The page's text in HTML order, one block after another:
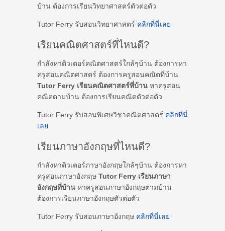
บ้าน ต้องการเรียนวิทยาศาสตร์ตัวต่อตัว
Tutor Ferry รับสอนวิทยาศาสตร์ คลิกที่นี่เลย
เรียนคณิตศาสตร์ที่ไหนดี?
กำลังหาติวเตอร์คณิตศาสตร์ใกล้ๆบ้าน ต้องการหา
ครูสอนคณิตศาสตร์ ต้องการครูสอนคณิตที่บ้าน
Tutor Ferry เรียนคณิตศาสตร์ที่บ้าน หาครูสอน
คณิตตามบ้าน ต้องการเรียนคณิตตัวต่อตัว
Tutor Ferry รับสอนพิเศษวิชาคณิตศาสตร์ คลิกที่นี่
เลย
เรียนภาษาอังกฤษที่ไหนดี?
กำลังหาติวเตอร์ภาษาอังกฤษใกล้ๆบ้าน ต้องการหา
ครูสอนภาษาอังกฤษ Tutor Ferry เรียนภาษา
อังกฤษที่บ้าน หาครูสอนภาษาอังกฤษตามบ้าน
ต้องการเรียนภาษาอังกฤษตัวต่อตัว
Tutor Ferry รับสอนภาษาอังกฤษ คลิกที่นี่เลย